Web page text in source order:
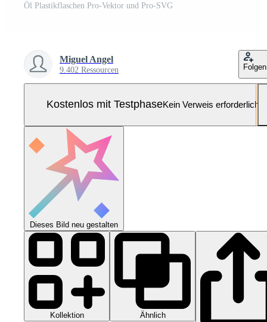
Öl Plastikflaschen Pro-Vektor und Pro-SVG
Miguel Angel
9.402 Ressourcen Folgen
Kostenlos mit TestphaseKein Verweis erforderlich
Dieses Bild neu gestalten
Kollektion Ähnlich